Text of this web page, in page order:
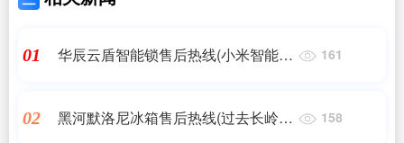
01
华辰云盾智能锁售后热线(小米智能锁
161
02
黑河默洛尼冰箱售后热线(过去长岭阿
158